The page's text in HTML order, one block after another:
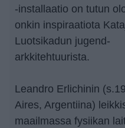
-installaatio on tutun
onkin inspiraatiota
Luotsikadun jugend-
arkkitehtuurista.
Leandro Erlichinin
Aires, Argentiina)
maailmassa fysiikan